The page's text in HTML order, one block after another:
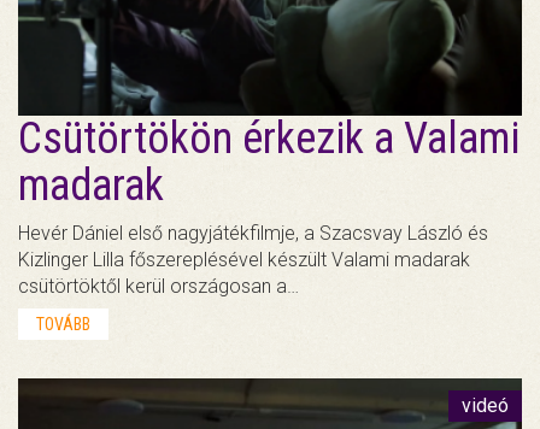
Csütörtökön érkezik a Valami
madarak
Hevér Dániel első nagyjátékfilmje, a Szacsvay László és
Kizlinger Lilla főszereplésével készült Valami madarak
csütörtöktől kerül országosan a…
TOVÁBB
videó